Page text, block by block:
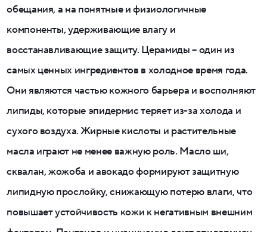
обещания, а на понятные и физиологичные
компоненты, удерживающие влагу и
восстанавливающие защиту. Церамиды – один из
самых ценных ингредиентов в холодное время года.
Они являются частью кожного барьера и восполняют
липиды, которые эпидермис теряет из-за холода и
сухого воздуха. Жирные кислоты и растительные
масла играют не менее важную роль. Масло ши,
сквалан, жожоба и авокадо формируют защитную
липидную прослойку, снижающую потерю влаги, что
повышает устойчивость кожи к негативным внешним